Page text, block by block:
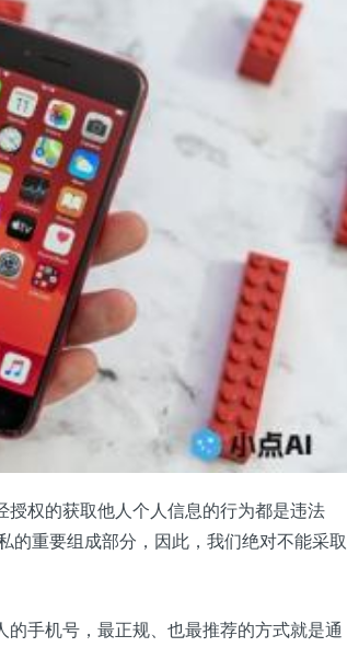
授权的获取他人个人信息的行为都是违法
的重要组成部分，因此，我们绝对不能采取
手机号，最正规、也最推荐的方式就是通